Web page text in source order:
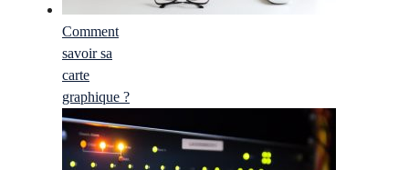
Comment
savoir sa
carte
graphique ?